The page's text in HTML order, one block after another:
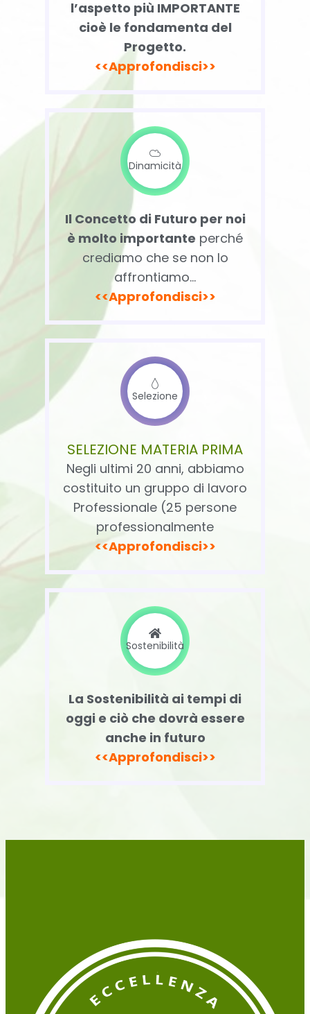
l’aspetto più IMPORTANTE
cioè le fondamenta del
Progetto.
<<Approfondisci>>
Dinamicità
Il Concetto di Futuro per noi
è molto importante perché
crediamo che se non lo
affrontiamo…
<<Approfondisci>>
Selezione
SELEZIONE MATERIA PRIMA
Negli ultimi 20 anni, abbiamo
costituito un gruppo di lavoro
Professionale (25 persone
professionalmente
<<Approfondisci>>
Sostenibilità
La Sostenibilità ai tempi di
oggi e ciò che dovrà essere
anche in futuro
<<Approfondisci>>